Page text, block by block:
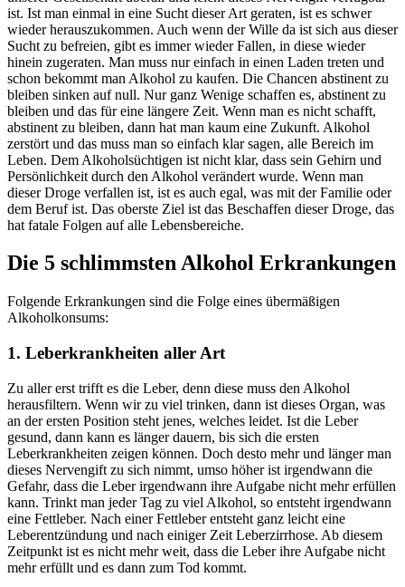
ist. Ist man einmal in eine Sucht dieser Art geraten, ist es schwer
wieder herauszukommen. Auch wenn der Wille da ist sich aus dieser
Sucht zu befreien, gibt es immer wieder Fallen, in diese wieder
hinein zugeraten. Man muss nur einfach in einen Laden treten und
schon bekommt man Alkohol zu kaufen. Die Chancen abstinent zu
bleiben sinken auf null. Nur ganz Wenige schaffen es, abstinent zu
bleiben und das für eine längere Zeit. Wenn man es nicht schafft,
abstinent zu bleiben, dann hat man kaum eine Zukunft. Alkohol
zerstört und das muss man so einfach klar sagen, alle Bereich im
Leben. Dem Alkoholsüchtigen ist nicht klar, dass sein Gehirn und
Persönlichkeit durch den Alkohol verändert wurde. Wenn man
dieser Droge verfallen ist, ist es auch egal, was mit der Familie oder
dem Beruf ist. Das oberste Ziel ist das Beschaffen dieser Droge, das
hat fatale Folgen auf alle Lebensbereiche.
Die 5 schlimmsten Alkohol Erkrankungen
Folgende Erkrankungen sind die Folge eines übermäßigen
Alkoholkonsums:
1. Leberkrankheiten aller Art
Zu aller erst trifft es die Leber, denn diese muss den Alkohol
herausfiltern. Wenn wir zu viel trinken, dann ist dieses Organ, was
an der ersten Position steht jenes, welches leidet. Ist die Leber
gesund, dann kann es länger dauern, bis sich die ersten
Leberkrankheiten zeigen können. Doch desto mehr und länger man
dieses Nervengift zu sich nimmt, umso höher ist irgendwann die
Gefahr, dass die Leber irgendwann ihre Aufgabe nicht mehr erfüllen
kann. Trinkt man jeder Tag zu viel Alkohol, so entsteht irgendwann
eine Fettleber. Nach einer Fettleber entsteht ganz leicht eine
Leberentzündung und nach einiger Zeit Leberzirrhose. Ab diesem
Zeitpunkt ist es nicht mehr weit, dass die Leber ihre Aufgabe nicht
mehr erfüllt und es dann zum Tod kommt.